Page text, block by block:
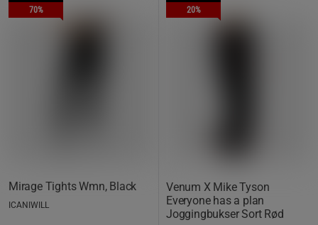
70%
Mirage Tights Wmn, Black
ICANIWILL
20%
Venum X Mike Tyson
Everyone has a plan
Joggingbukser Sort Rød